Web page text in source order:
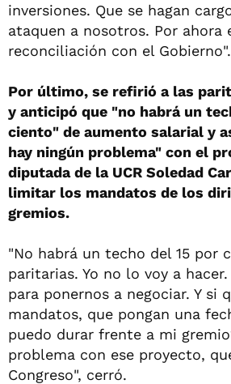
inversiones. Que se hagan
ataquen a nosotros. Por ahora
reconciliación con el Gobierno".
Por último, se refirió a las
y anticipó que "no habrá un
ciento" de aumento salarial y
hay ningún problema" con el
diputada de la UCR Soledad
limitar los mandatos de los
gremios.
"No habrá un techo del 15 por
paritarias. Yo no lo voy a
para ponernos a negociar. Y si
mandatos, que pongan una
puedo durar frente a mi
problema con ese proyecto,
Congreso", cerró.